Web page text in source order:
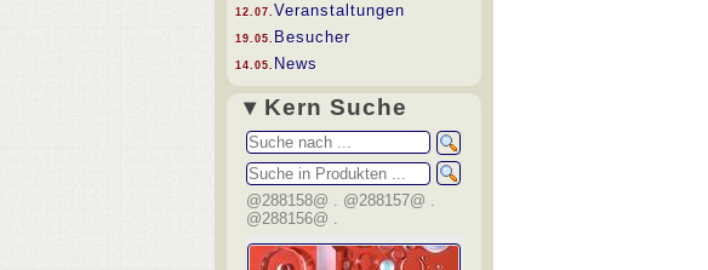
12.07. Veranstaltungen
19.05. Besucher
14.05. News
▾ Kern Suche
@288158@ . @288157@ .
@288156@ .